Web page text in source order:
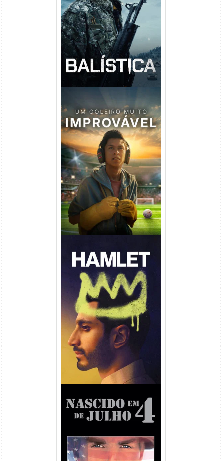
Balística Torrent (2025) WEB-
DL 1080p Dual Áudio
Um Goleiro Muito Improvável
Torrent (2026) WEB-DL 1080p
Dual Áudio
Hamlet Torrent (2026) WEB-
DL 1080p Dual Áudio
Nascido em 4 de Julho
Torrent (1989) WEB-DL 1080p